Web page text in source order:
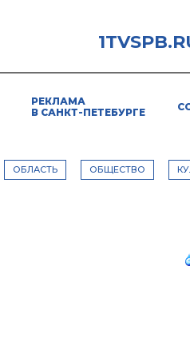
РЕКЛАМА
В САНКТ-ПЕТЕБУРГЕ
ОБЛАСТЬ ОБЩЕСТВО